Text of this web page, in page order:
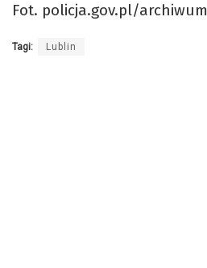
Fot. policja.gov.pl/archiwum
Tagi: Lublin